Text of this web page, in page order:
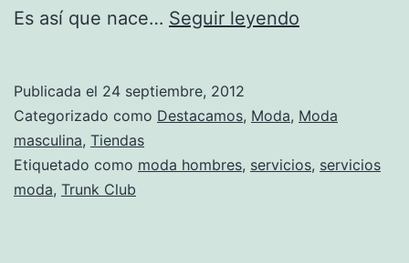
Es así que nace… Seguir leyendo
servicio
te
Publicada el 24 septiembre, 2012
Categorizado como Destacamos, Moda, Moda
masculina, Tiendas
Etiquetado como moda hombres, servicios, servicios
moda, Trunk Club